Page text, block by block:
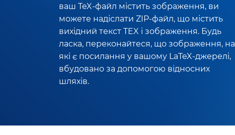
ваш TeX-файл містить зображення, ви
можете надіслати ZIP-файл, що містить
вихідний текст TEX і зображення. Будь
ласка, переконайтеся, що зображення, на
які є посилання у вашому LaTeX-джерелі,
вбудовано за допомогою відносних
шляхів.